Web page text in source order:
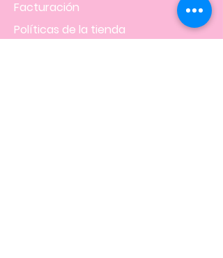
Facturación
Políticas de la tienda